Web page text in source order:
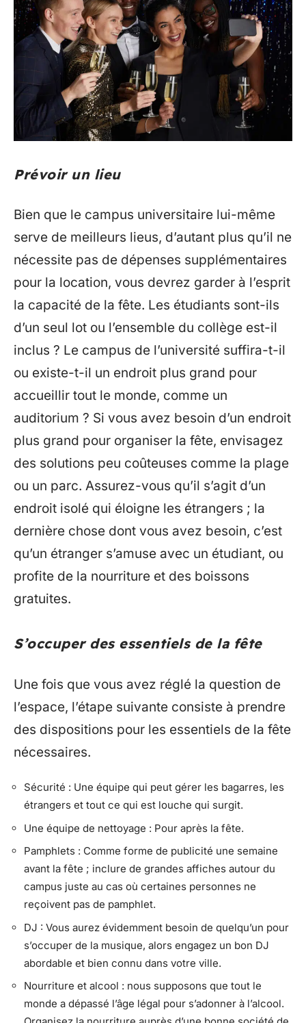
Prévoir un lieu
Bien que le campus universitaire lui-même
serve de meilleurs lieus, d’autant plus qu’il ne
nécessite pas de dépenses supplémentaires
pour la location, vous devrez garder à l’esprit
la capacité de la fête. Les étudiants sont-ils
d’un seul lot ou l’ensemble du collège est-il
inclus ? Le campus de l’université suffira-t-il
ou existe-t-il un endroit plus grand pour
accueillir tout le monde, comme un
auditorium ? Si vous avez besoin d’un endroit
plus grand pour organiser la fête, envisagez
des solutions peu coûteuses comme la plage
ou un parc. Assurez-vous qu’il s’agit d’un
endroit isolé qui éloigne les étrangers ; la
dernière chose dont vous avez besoin, c’est
qu’un étranger s’amuse avec un étudiant, ou
profite de la nourriture et des boissons
gratuites.
S’occuper des essentiels de la fête
Une fois que vous avez réglé la question de
l’espace, l’étape suivante consiste à prendre
des dispositions pour les essentiels de la fête
nécessaires.
Sécurité : Une équipe qui peut gérer les bagarres, les
étrangers et tout ce qui est louche qui surgit.
Une équipe de nettoyage : Pour après la fête.
Pamphlets : Comme forme de publicité une semaine
avant la fête ; inclure de grandes affiches autour du
campus juste au cas où certaines personnes ne
reçoivent pas de pamphlet.
DJ : Vous aurez évidemment besoin de quelqu’un pour
s’occuper de la musique, alors engagez un bon DJ
abordable et bien connu dans votre ville.
Nourriture et alcool : nous supposons que tout le
monde a dépassé l’âge légal pour s’adonner à l’alcool.